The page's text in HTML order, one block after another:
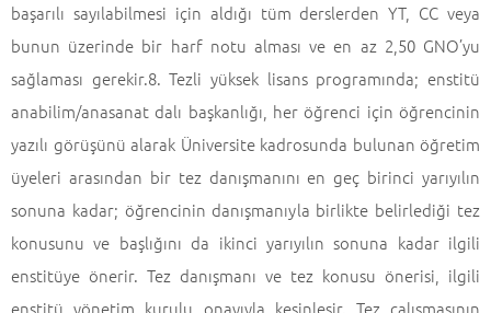
başarılı sayılabilmesi için aldığı tüm derslerden YT, CC veya
bunun üzerinde bir harf notu alması ve en az 2,50 GNO’yu
sağlaması gerekir.8. Tezli yüksek lisans programında; enstitü
anabilim/anasanat dalı başkanlığı, her öğrenci için öğrencinin
yazılı görüşünü alarak Üniversite kadrosunda bulunan öğretim
üyeleri arasından bir tez danışmanını en geç birinci yarıyılın
sonuna kadar; öğrencinin danışmanıyla birlikte belirlediği tez
konusunu ve başlığını da ikinci yarıyılın sonuna kadar ilgili
enstitüye önerir. Tez danışmanı ve tez konusu önerisi, ilgili
enstitü yönetim kurulu onayıyla kesinleşir. Tez çalışmasının